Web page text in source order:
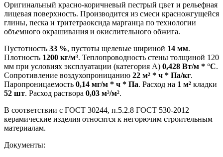
Оригинальный красно-коричневый пестрый цвет и рельефная
лицевая поверхность. Производится из смеси красножгущейся
глины, песка и тритетраоксида марганца по технологии
объемного окрашивания и окислительного обжига.
Пустотность 33 %, пустоты щелевые шириной 14 мм.
Плотность 1200 кг/м³. Теплопроводность стены толщиной 120
мм при условиях эксплуатации (категория А) 0,428 Вт/м * °С.
Сопротивление воздухопроницанию 22 м² * ч * Па/кг.
Паропроницаемость 0,14 мг/м * ч * Па. Расход на 1 м² кладки
52 шт. Расход раствора 0,03 м³/м².
В соответствии с ГОСТ 30244, п.5.2.8 ГОСТ 530-2012
керамические изделия относятся к негорючим строительным
материалам.
Документы: